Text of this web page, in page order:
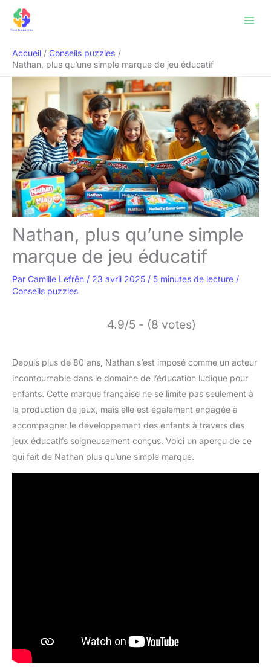
Accueil
Conseils puzzles
Nathan, plus qu’une simple marque de jeu éducatif
Nathan, plus qu’une simple
marque de jeu éducatif
Par Camille Lefrēn / 23 avril 2025 / 5 minutes de lecture /
Conseils puzzles
4.9/5 - (8 votes)
Depuis plus de 80 ans, Nathan s’est imposé comme un acteur
incontournable dans le domaine de l’éducation ludique pour
enfants. Cette marque française ne se limite pas seulement à
la production de jeux, mais elle est également engagée à
accompagner le développement des enfants à travers des
jeux éducatifs soigneusement conçus. Voici un aperçu de ce
qui fait de Nathan plus qu’une simple marque.
Rechercher